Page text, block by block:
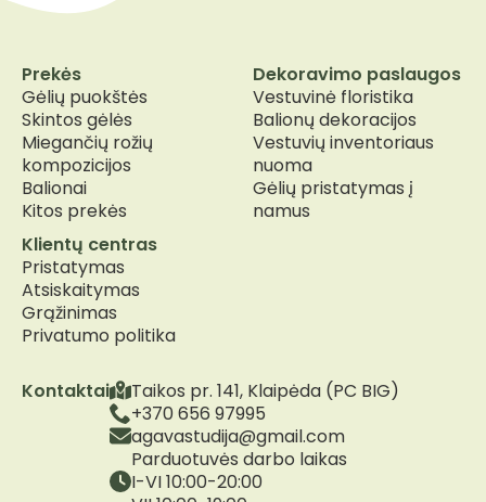
Kontaktai
Taikos pr. 141, Klaipėda (PC BIG)
+370 656 97995
agavastudija@gmail.com
Parduotuvės darbo laikas
I-VI 10:00-20:00
Prekės
Gėlių puokštės
Skintos gėlės
Miegančių rožių
kompozicijos
Balionai
Kitos prekės
Dekoravimo paslaugos
Vestuvinė floristika
Balionų dekoracijos
Vestuvių inventoriaus
nuoma
Gėlių pristatymas į
namus
Klientų centras
Pristatymas
Atsiskaitymas
Grąžinimas
Privatumo politika